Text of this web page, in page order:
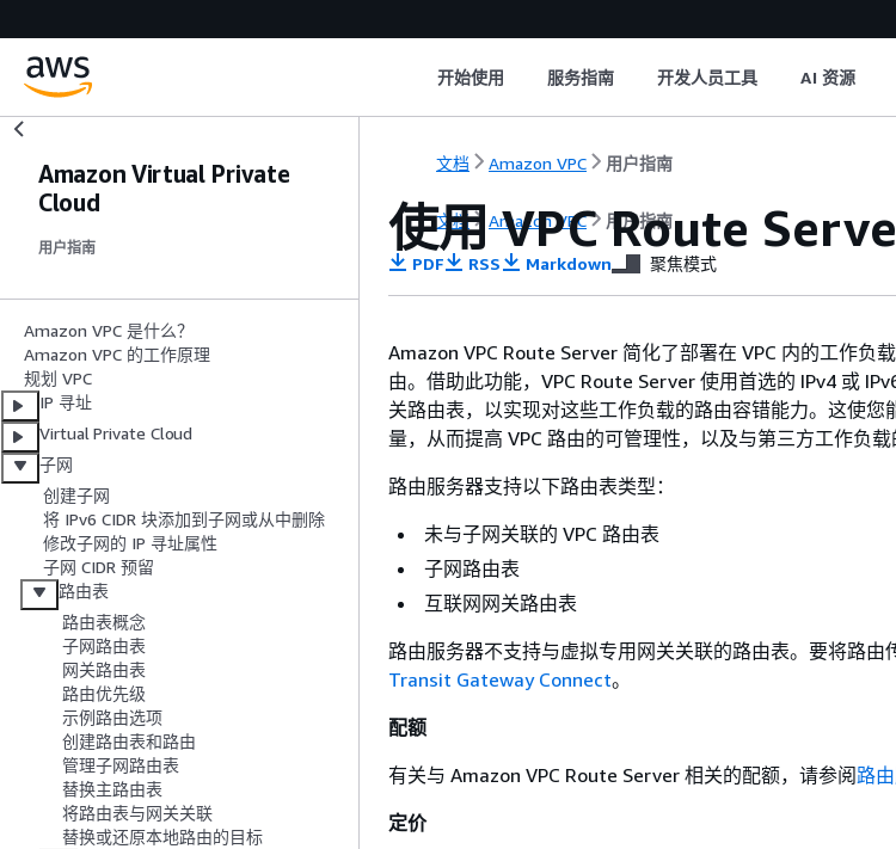
开始使用 服务指南 开发人员工具 AI 资源
Amazon Virtual Private
Cloud
用户指南
Amazon VPC 是什么？
Amazon VPC 的工作原理
规划 VPC
IP 寻址
Virtual Private Cloud
子网
创建子网
将 IPv6 CIDR 块添加到子网或从中删除
修改子网的 IP 寻址属性
子网 CIDR 预留
路由表
路由表概念
子网路由表
网关路由表
路由优先级
示例路由选项
创建路由表和路由
管理子网路由表
替换主路由表
将路由表与网关关联
替换或还原本地路由的目标
文档 Amazon VPC 用户指南
文档 Amazon VPC 用户指南
使用 VPC Route
PDF RSS Markdown 聚焦模式
Amazon VPC Route Server 简化了部署在 VPC 内的工作负
由。借助此功能，VPC Route Server 使用首选的 IPv4 或
关路由表，以实现对这些工作负载的路由容错能力。这使您
量，从而提高 VPC 路由的可管理性，以及与第三方工作负载
路由服务器支持以下路由表类型：
未与子网关联的 VPC 路由表
子网路由表
互联网网关路由表
路由服务器不支持与虚拟专用网关关联的路由表。要将路由
Transit Gateway Connect。
配额
有关与 Amazon VPC Route Server 相关的配额，请参阅路
定价